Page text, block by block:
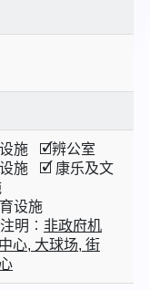
施 🗹辨公室
施 🗹 康乐及文
设施
明︰ 非政府机
心, 大球场, 街